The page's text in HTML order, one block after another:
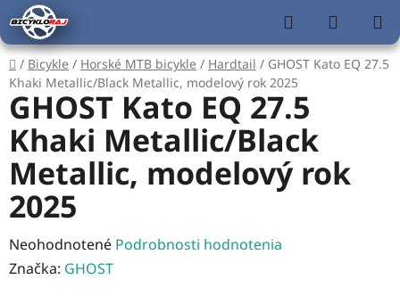
Prejsť
na
obsah
Hľadať
KOŠÍK
Domov
/ Bicykle / Horské MTB bicykle / Hardtail / GHOST Kato EQ 27.5
Khaki Metallic/Black Metallic, modelový rok 2025
GHOST Kato EQ 27.5
Khaki Metallic/Black
Metallic, modelový rok
2025
Priemerné
hodnotenie
Neohodnotené Podrobnosti hodnotenia
Značka: GHOST